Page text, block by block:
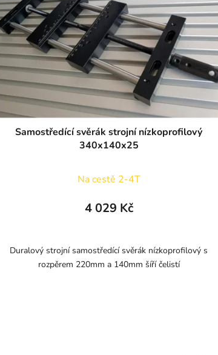
Samostředící svěrák strojní nízkoprofilový
340x140x25
Na cestě 2-4T
4 029 Kč
Duralový strojní samostředící svěrák nízkoprofilový s
rozpěrem 220mm a 140mm šíří čelistí